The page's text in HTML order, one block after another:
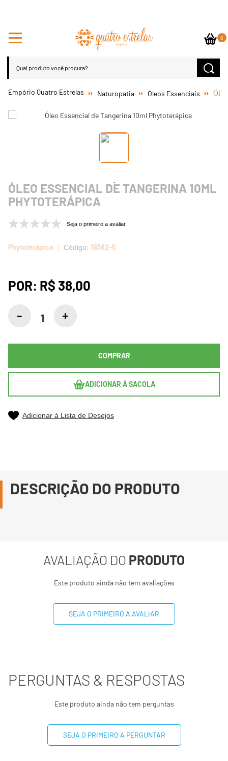
0
Naturopatia Óleos Essenciais
ÓLEO ESSENCIAL DE TANGERINA 10ML
PHYTOTERÁPICA
Seja o primeiro a avaliar
Phytoterápica 19382-5
POR: R$ 38,00
COMPRAR
ADICIONAR À SACOLA
Adicionar à Lista de Desejos
DESCRIÇÃO DO PRODUTO
AVALIAÇÃO DO PRODUTO
Este produto ainda não tem avaliações
SEJA O PRIMEIRO A AVALIAR
PERGUNTAS & RESPOSTAS
Este produto ainda não tem perguntas
SEJA O PRIMEIRO A PERGUNTAR